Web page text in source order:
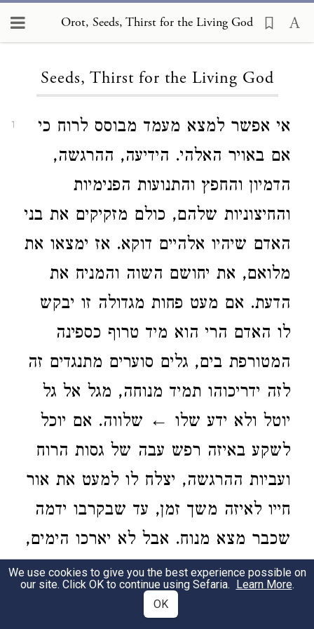
Orot, Seeds, Thirst for the Living God
Seeds, Thirst for the Living God
1
אי אפשר למצא מעמד מבוסס לרוח כי
אם באויר האלהי. הידיעה, ההרגשה,
הדמיון והחפץ והתנועות הפנימיות
והחיצוניות שלהם, כולם מזקיקים את בני
האדם שיהיו אלהיים דוקא. אז ימצאו את
מלואם, את יחושם השוה והמניח את
הדעת. אם מעט פחות מגדולה זו יבקש
לו האדם הרי הוא מיד טרוף כספינה
המטורפת בים, גלים סוערים מתנגדים זה
לזה ידריכוהו תמיד מנוחה, מגל אל גל
יוטל ולא ידע שלו ← שלווה. אם יוכל
לשקע באיזה רפש עבה של גסות הרוח
ועביות ההרגשה, יצלח לו למעט את אור
חייו לאיזה משך זמן, עד שבקרבו ידמה
שכבר מצא מנוח. אבל לא יארכו הימים,
הרוח יחלץ ממסגרותיו והטירוף
We use cookies to give you the best experience possible on
our site. Click OK to continue using Sefaria. Learn More.
OK